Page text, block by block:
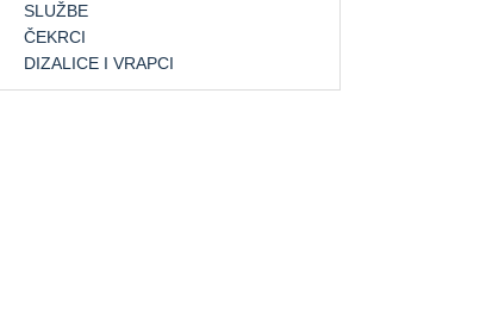
SLUŽBE
ČEKRCI
DIZALICE I VRAPCI